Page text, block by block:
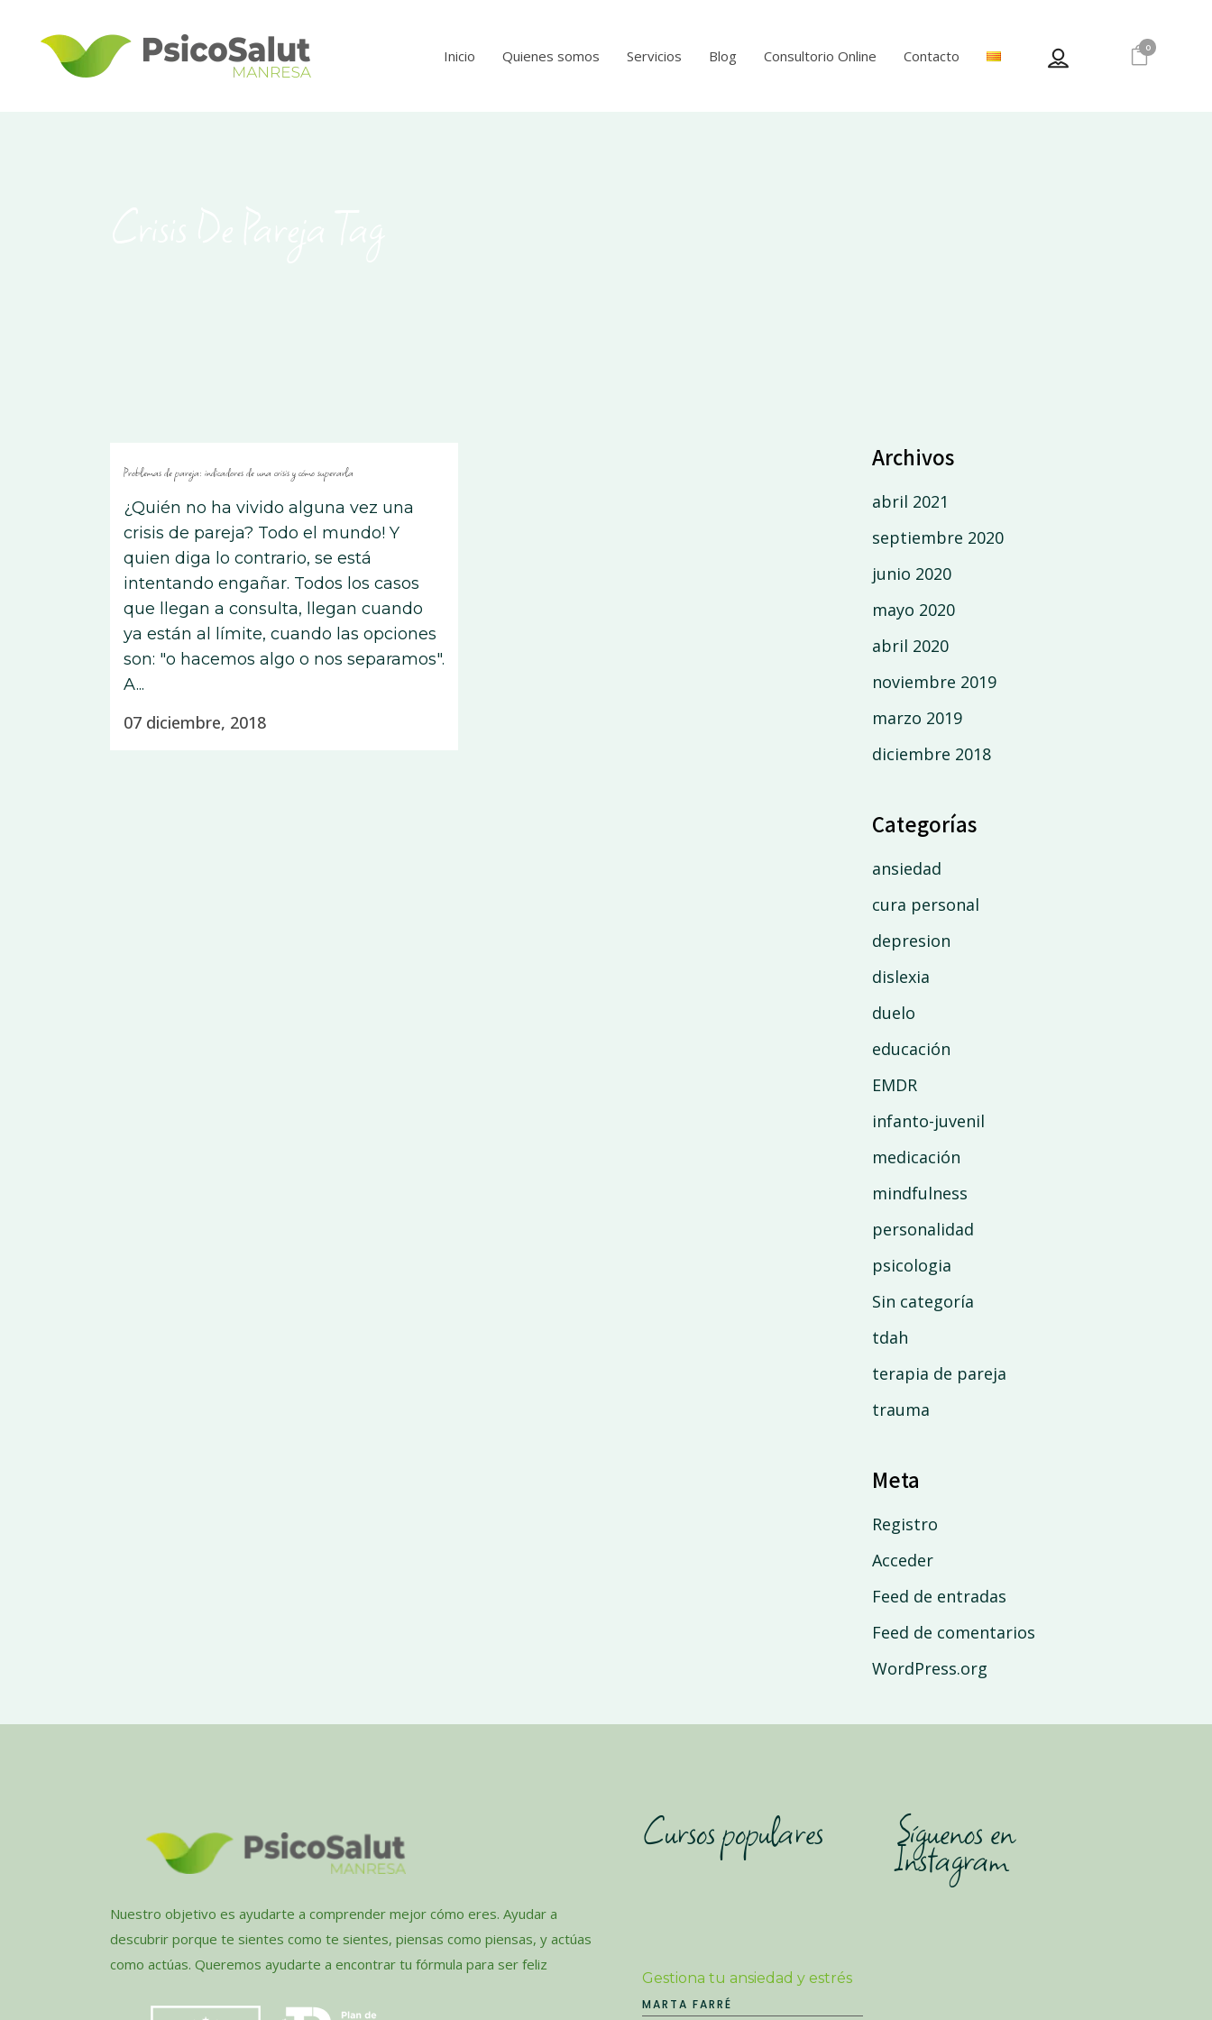
0
Inicio Quienes somos Servicios Blog Consultorio Online Contacto
Problemas de pareja: indicadores de una crisis y cómo superarla
¿Quién no ha vivido alguna vez una
crisis de pareja? Todo el mundo! Y
quien diga lo contrario, se está
intentando engañar. Todos los casos
que llegan a consulta, llegan cuando
ya están al límite, cuando las opciones
son: "o hacemos algo o nos separamos".
A...
07 diciembre, 2018
Archivos
abril 2021
septiembre 2020
junio 2020
mayo 2020
abril 2020
noviembre 2019
marzo 2019
diciembre 2018
Categorías
ansiedad
cura personal
depresion
dislexia
duelo
educación
EMDR
infanto-juvenil
medicación
mindfulness
personalidad
psicologia
Sin categoría
tdah
terapia de pareja
trauma
Meta
Registro
Acceder
Feed de entradas
Feed de comentarios
WordPress.org
Nuestro objetivo es ayudarte a comprender mejor cómo eres. Ayudar a
descubrir porque te sientes como te sientes, piensas como piensas, y actúas
como actúas. Queremos ayudarte a encontrar tu fórmula para ser feliz
Cursos populares
Gestiona tu ansiedad y estrés
MARTA FARRÉ
Síguenos en
Instagram